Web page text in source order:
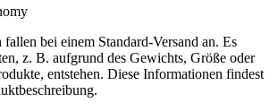
bei einem Standard-Versand an. Es
z. B. aufgrund des Gewichts, Größe oder
entstehen. Diese Informationen findest